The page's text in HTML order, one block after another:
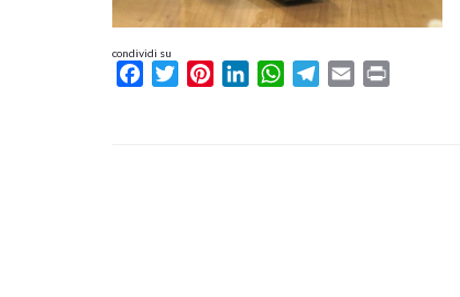
condividi su
FacebookTwitterPinterestLinkedInWhatsAppTelegram
Email